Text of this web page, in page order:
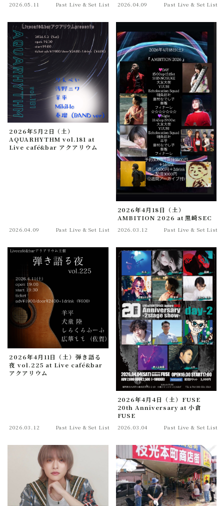
2026.05.11 Past Live & Set List 2026.04.09 Past Live & Set List
2026年5月2日（土）
AQUARHYTHM vol.181 at
Live café&bar アクアリウム
2026.04.09 Past Live & Set List
2026年4月18日（土）
AMBITION 2026 at 黒崎SEC
2026.03.12 Past Live & Set List
2026年4月11日（土）弾き語る
夜 vol.225 at Live café&bar
アクアリウム
2026.03.12 Past Live & Set List
2026年4月4日（土）FUSE
20th Anniversary at 小倉
FUSE
2026.03.04 Past Live & Set List